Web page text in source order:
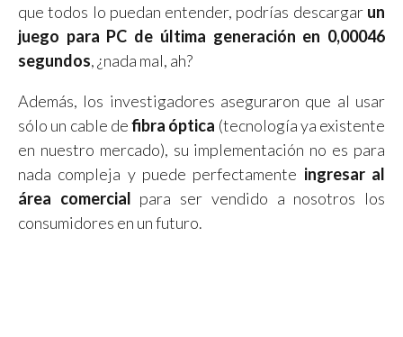
que todos lo puedan entender, podrías descargar un
juego para PC de última generación en 0,00046
segundos, ¿nada mal, ah?
Además, los investigadores aseguraron que al usar
sólo un cable defibra óptica (tecnología ya existente
en nuestro mercado), su implementación no es para
nada compleja y puede perfectamente ingresar al
área comercial para ser vendido a nosotros los
consumidores en un futuro.